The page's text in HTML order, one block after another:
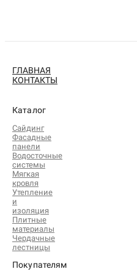
ГЛАВНАЯ
КОНТАКТЫ
Каталог
Сайдинг
Фасадные
панели
Водосточные
системы
Мягкая
кровля
Утепление
и
изоляция
Плитные
материалы
Чердачные
лестницы
Покупателям